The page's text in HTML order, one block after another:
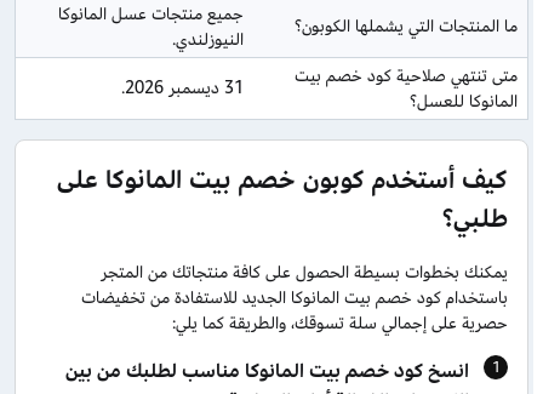
ما المنتجات التي يشملها الكوبون؟
جميع منتجات عسل المانوكا
النيوزلندي.
متى تنتهي صلاحية كود خصم بيت
المانوكا للعسل؟
31 ديسمبر 2026.
كيف أستخدم كوبون خصم بيت المانوكا على
طلبي؟
يمكنك بخطوات بسيطة الحصول على كافة منتجاتك من المتجر
باستخدام كود خصم بيت المانوكا الجديد للاستفادة من تخفيضات
حصرية على إجمالي سلة تسوقك، والطريقة كما يلي:
انسخ كود خصم بيت المانوكا مناسب لطلبك من بين